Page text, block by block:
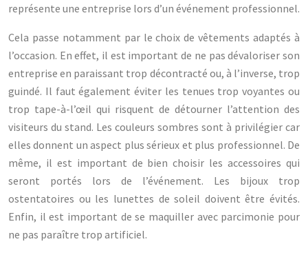
représente une entreprise lors d’un événement professionnel.
Cela passe notamment par le choix de vêtements adaptés à
l’occasion. En effet, il est important de ne pas dévaloriser son
entreprise en paraissant trop décontracté ou, à l’inverse, trop
guindé. Il faut également éviter les tenues trop voyantes ou
trop tape-à-l’œil qui risquent de détourner l’attention des
visiteurs du stand. Les couleurs sombres sont à privilégier car
elles donnent un aspect plus sérieux et plus professionnel. De
même, il est important de bien choisir les accessoires qui
seront portés lors de l’événement. Les bijoux trop
ostentatoires ou les lunettes de soleil doivent être évités.
Enfin, il est important de se maquiller avec parcimonie pour
ne pas paraître trop artificiel.